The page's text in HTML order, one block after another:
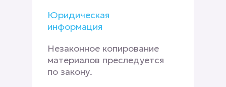
Юридическая
информация
Незаконное копирование
материалов преследуется
по закону.